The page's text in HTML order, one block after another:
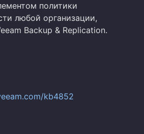
политики
любой организации,
Backup & Replication.
kb4852